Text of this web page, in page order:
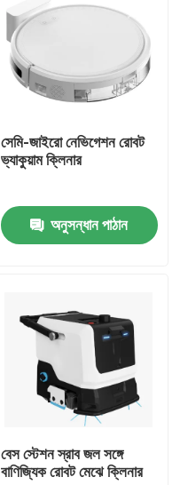
সেমি-জাইরো নেভিগেশন রোবট
ভ্যাকুয়াম ক্লিনার
অনুসন্ধান পাঠান
বেস স্টেশন স্রাব জল সঙ্গে
বাণিজ্যিক রোবট মেঝে ক্লিনার